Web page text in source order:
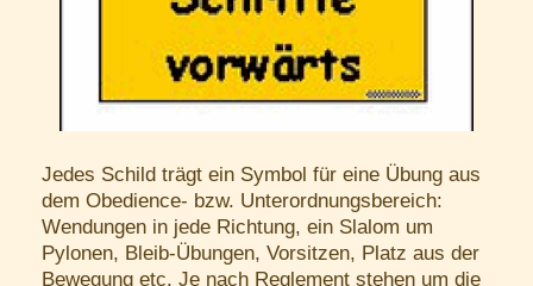
Jedes Schild trägt ein Symbol für eine Übung aus
dem Obedience- bzw. Unterordnungsbereich:
Wendungen in jede Richtung, ein Slalom um
Pylonen, Bleib-Übungen, Vorsitzen, Platz aus der
Bewegung etc. Je nach Reglement stehen um die